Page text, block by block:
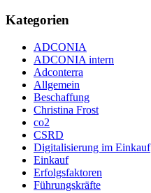
Kategorien
ADCONIA
ADCONIA intern
Adconterra
Allgemein
Beschaffung
Christina Frost
co2
CSRD
Digitalisierung im Einkauf
Einkauf
Erfolgsfaktoren
Führungskräfte